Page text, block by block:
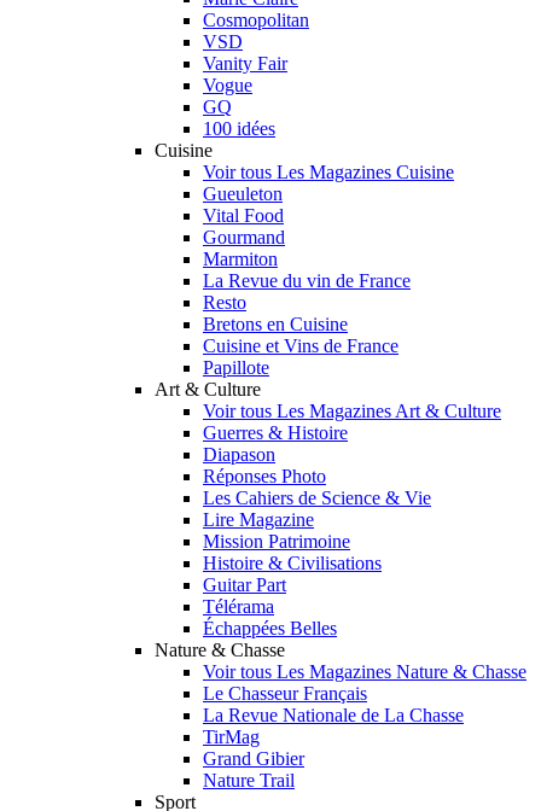
Cosmopolitan
VSD
Vanity Fair
Vogue
GQ
100 idées
Cuisine
Voir tous Les Magazines Cuisine
Gueuleton
Vital Food
Gourmand
Marmiton
La Revue du vin de France
Resto
Bretons en Cuisine
Cuisine et Vins de France
Papillote
Art & Culture
Voir tous Les Magazines Art & Culture
Guerres & Histoire
Diapason
Réponses Photo
Les Cahiers de Science & Vie
Lire Magazine
Mission Patrimoine
Histoire & Civilisations
Guitar Part
Télérama
Échappées Belles
Nature & Chasse
Voir tous Les Magazines Nature & Chasse
Le Chasseur Français
La Revue Nationale de La Chasse
TirMag
Grand Gibier
Nature Trail
Sport